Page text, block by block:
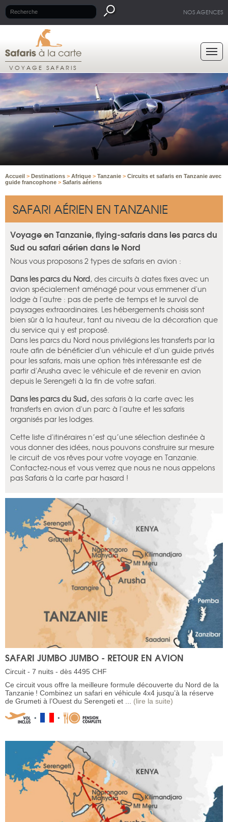
NOS AGENCES
VOYAGE SAFARIS
Accueil > Destinations > Afrique > Tanzanie > Circuits et safaris en Tanzanie avec
guide francophone > Safaris aériens
SAFARI AÉRIEN EN TANZANIE
Voyage en Tanzanie, flying-safaris dans les parcs du
Sud ou safari aérien dans le Nord
Nous vous proposons 2 types de safaris en avion :
Dans les parcs du Nord, des circuits à dates fixes avec un
avion spécialement aménagé pour vous emmener d'un
lodge à l'autre : pas de perte de temps et le survol de
paysages extraordinaires. Les hébergements choisis sont
bien sûr à la hauteur, tant au niveau de la décoration que
du service qui y est proposé.
Dans les parcs du Nord nous privilégions les transferts par la
route afin de bénéficier d'un véhicule et d'un guide privés
pour les safaris, mais une option très intéressante est de
partir d'Arusha avec le véhicule et de revenir en avion
depuis le Serengeti à la fin de votre safari.
Dans les parcs du Sud, des safaris à la carte avec les
transferts en avion d'un parc à l'autre et les safaris
organisés par les lodges.
Cette liste d'itinéraires n’est qu’une sélection destinée à
vous donner des idées, nous pouvons construire sur mesure
le circuit de vos rêves pour votre voyage en Tanzanie.
Contactez-nous et vous verrez que nous ne nous appelons
pas Safaris à la carte par hasard !
SAFARI JUMBO JUMBO - RETOUR EN AVION
Circuit - 7 nuits - dès 4495 CHF
Ce circuit vous offre la meilleure formule découverte du Nord de la
Tanzanie ! Combinez un safari en véhicule 4x4 jusqu’à la réserve
de Grumeti à l’Ouest du Serengeti et ... (lire la suite)